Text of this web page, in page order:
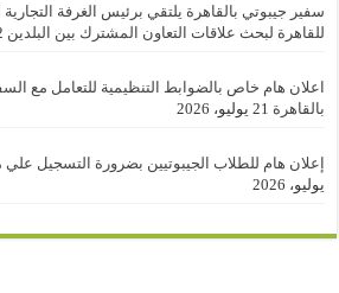
سفير جيبوتي بالقاهرة يلتقي برئيس الغرفة التجارية
للقاهرة لبحث علاقات التعاون المشترك بين البلدين
اعلان هام خاص بالضوابط التنظيمية للتعامل مع
بالقاهرة 21 يوليو، 2026
إعلان هام للطلاب الجيبوتيين بضرورة التسجيل
يوليو، 2026